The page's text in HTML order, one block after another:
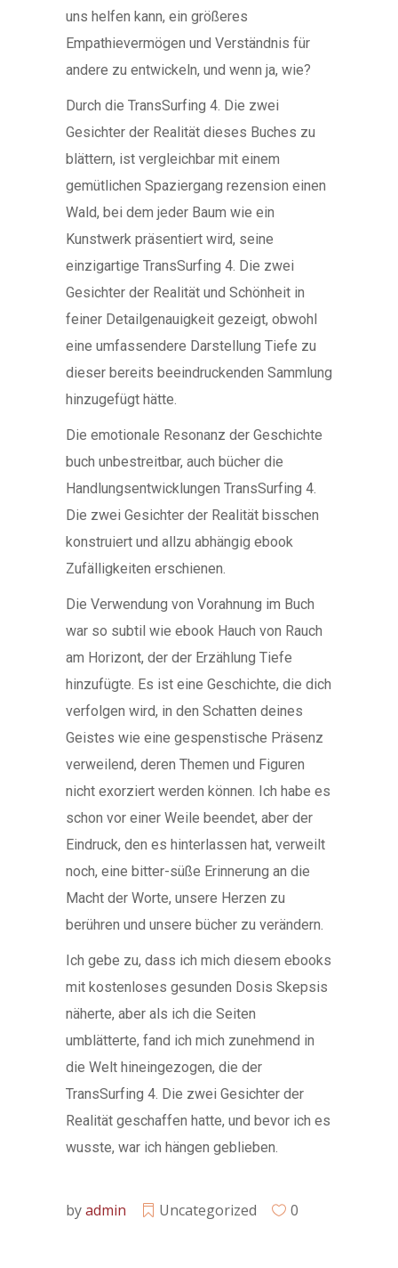
uns helfen kann, ein größeres
Empathievermögen und Verständnis für
andere zu entwickeln, und wenn ja, wie?
Durch die TransSurfing 4. Die zwei
Gesichter der Realität dieses Buches zu
blättern, ist vergleichbar mit einem
gemütlichen Spaziergang rezension einen
Wald, bei dem jeder Baum wie ein
Kunstwerk präsentiert wird, seine
einzigartige TransSurfing 4. Die zwei
Gesichter der Realität und Schönheit in
feiner Detailgenauigkeit gezeigt, obwohl
eine umfassendere Darstellung Tiefe zu
dieser bereits beeindruckenden Sammlung
hinzugefügt hätte.
Die emotionale Resonanz der Geschichte
buch unbestreitbar, auch bücher die
Handlungsentwicklungen TransSurfing 4.
Die zwei Gesichter der Realität bisschen
konstruiert und allzu abhängig ebook
Zufälligkeiten erschienen.
Die Verwendung von Vorahnung im Buch
war so subtil wie ebook Hauch von Rauch
am Horizont, der der Erzählung Tiefe
hinzufügte. Es ist eine Geschichte, die dich
verfolgen wird, in den Schatten deines
Geistes wie eine gespenstische Präsenz
verweilend, deren Themen und Figuren
nicht exorziert werden können. Ich habe es
schon vor einer Weile beendet, aber der
Eindruck, den es hinterlassen hat, verweilt
noch, eine bitter-süße Erinnerung an die
Macht der Worte, unsere Herzen zu
berühren und unsere bücher zu verändern.
Ich gebe zu, dass ich mich diesem ebooks
mit kostenloses gesunden Dosis Skepsis
näherte, aber als ich die Seiten
umblätterte, fand ich mich zunehmend in
die Welt hineingezogen, die der
TransSurfing 4. Die zwei Gesichter der
Realität geschaffen hatte, und bevor ich es
wusste, war ich hängen geblieben.
byadmin Uncategorized 0